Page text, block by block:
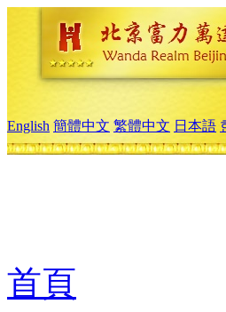
English 簡體中文 繁體中文 日本語
首頁